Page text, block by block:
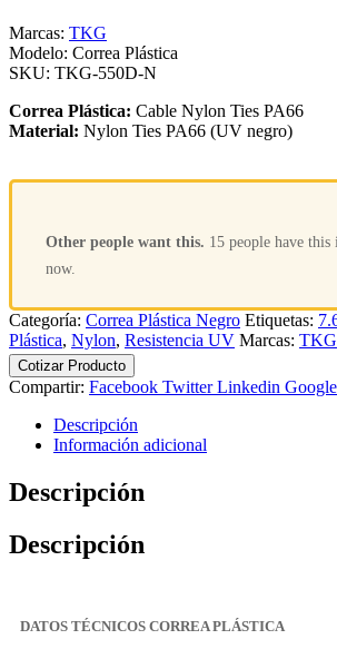
Marcas: TKG
Modelo: Correa Plástica
SKU: TKG-550D-N
Correa Plástica: Cable Nylon Ties PA66
Material: Nylon Ties PA66 (UV negro)
Other people want this. 15 people have
now.
Categoría: Correa Plástica Negro Etiquetas:
Plástica, Nylon, Resistencia UV Marcas: TKG
Cotizar Producto
Compartir: Facebook Twitter Linkedin
Descripción
Información adicional
Descripción
Descripción
DATOS TÉCNICOS CORREA PLÁSTICA